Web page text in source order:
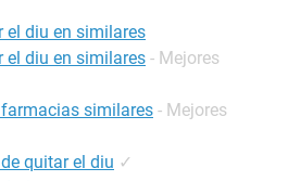
dia por retirar el diu?
el diu en similares
el diu en similares - Mejores
similares - Mejores
quitar el diu ✓